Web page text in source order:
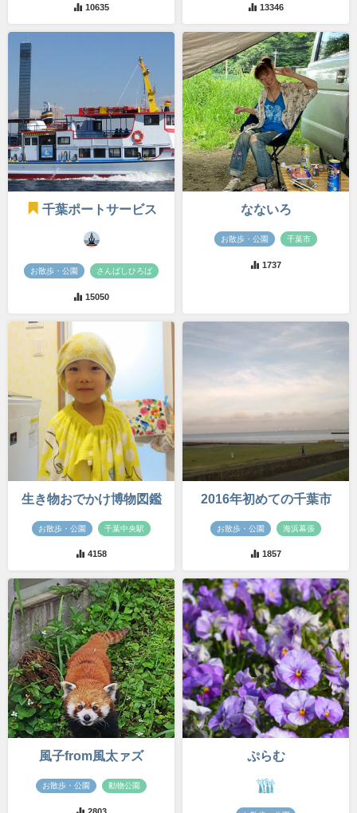
10635 13346
千葉ポートサービス
お散歩・公園 さんばしひろば
15050
なないろ
お散歩・公園 千葉市
1737
生き物おでかけ博物図鑑
お散歩・公園 千葉中央駅
4158
2016年初めての千葉市
お散歩・公園 海浜幕張
1857
風子from風太ァズ
お散歩・公園 動物公園
ぷらむ